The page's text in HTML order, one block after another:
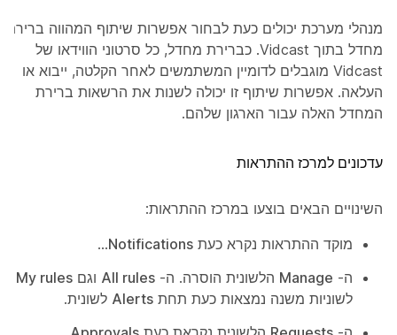
מנהלי מערכת יכולים כעת לבחור אפשרות שיתוף המהווה ברירת
מחדל בתוך Vidcast. כברירת מחדל, כל סרטוני הווידאו של
Vidcast מוגבלים לדומיין המשתמשים לאחר הקלטה, ייבוא או
העלאה. אפשרות שיתוף זו יכולה לשנות את הרשאות ברירת
המחדל האלה עבור הארגון שלהם.
עדכונים למרכז ההתראות
השינויים הבאים בוצעו במרכז ההתראות:
מוקד ההתראות נקרא כעת Notifications
...
ה- Manage הלשונית הוסרה. ה- All rules וגם My rules
לשוניות משנה נמצאות כעת תחת Alerts לשונית.